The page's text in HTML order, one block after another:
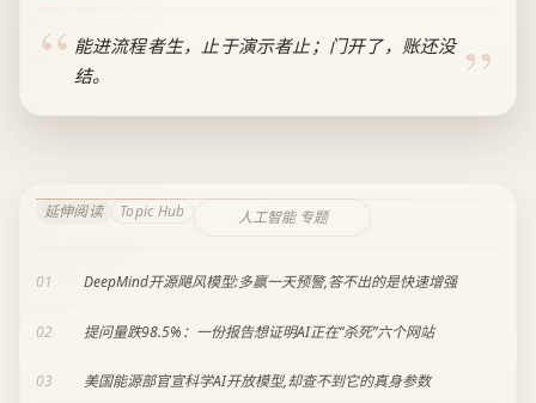
能进流程者生，止于演示者止；门开了，账还没
结。
延伸阅读 Topic Hub 人工智能 专题
01 DeepMind开源飓风模型:多赢一天预警,答不出的是快速增强
02 提问量跌98.5%：一份报告想证明AI正在“杀死”六个网站
03 美国能源部官宣科学AI开放模型,却查不到它的真身参数